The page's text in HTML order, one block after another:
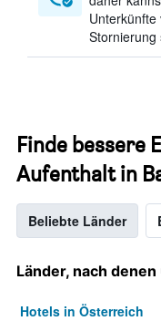
Stornierung
Finde bessere
Aufenthalt in
Beliebte Länder
Länder, nach
Hotels in Österreich